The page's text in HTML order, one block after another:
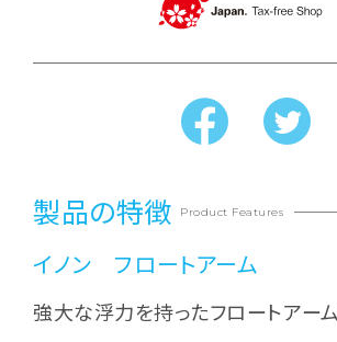
製品の特徴 Product Features
イノン フロートアーム
強大な浮力を持ったフロートアーム